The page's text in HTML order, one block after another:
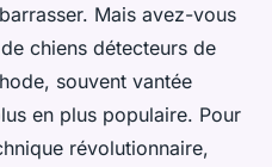
Mais avez-vous
chiens détecteurs de
souvent vantée
en plus populaire. Pour
révolutionnaire,